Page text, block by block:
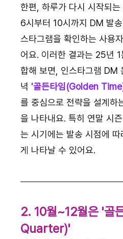
한편, 하루가 다시 시작되
6시부터 10시까지 DM 발
스타그램을 확인하는 사용
어요. 이러한 결과는 25년
합해 보면, 인스타그램 DM
녁 '골든타임(Golden
를 중심으로 전략을 설계하
을 나타내요. 특히 연말 시
는 시기에는 발송 시점에
게 나타날 수 있어요.
2. 10월~12월은 '골
Quarter)'